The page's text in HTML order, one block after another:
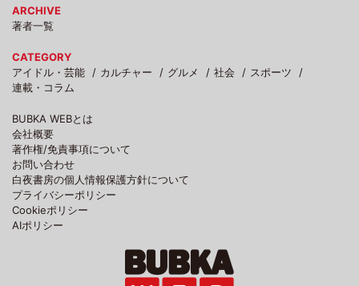
ARCHIVE
著者一覧
CATEGORY
アイドル・芸能
カルチャー グルメ 社会
スポーツ
連載・コラム
BUBKA WEBとは
会社概要
著作権/免責事項について
お問い合わせ
白夜書房の個人情報保護方針について
プライバシーポリシー
Cookieポリシー
AIポリシー